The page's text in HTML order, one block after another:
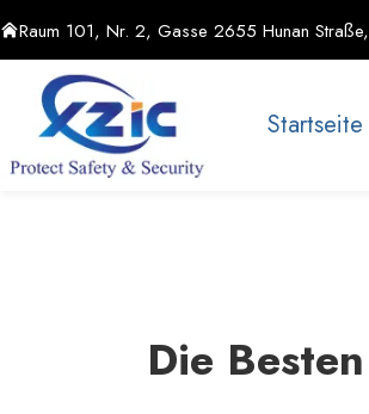
Raum 101, Nr. 2, Gasse 2655 Hunan
Startseite
Die